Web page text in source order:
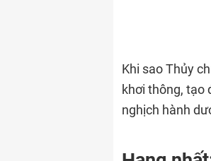
Khi sao Thủy
khơi thông, tạo
nghịch hành